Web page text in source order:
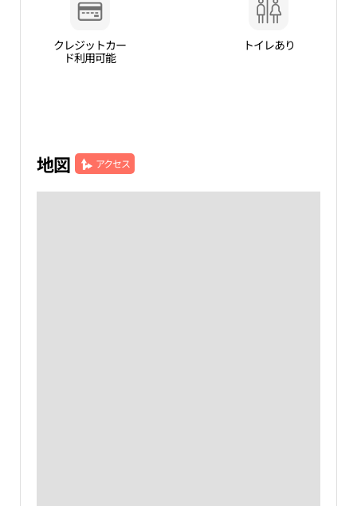
クレジットカー
ド利用可能
トイレあり
地図 アクセス